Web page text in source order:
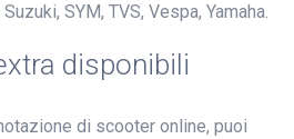
SYM, TVS, Vespa, Yamaha.
disponibili
di scooter online, puoi